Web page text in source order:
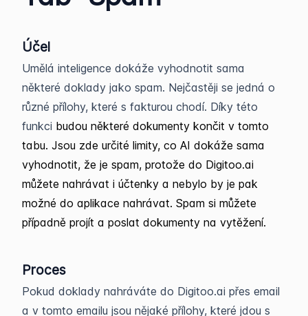
Účel
Umělá inteligence dokáže vyhodnotit sama
některé doklady jako spam. Nejčastěji se jedná o
různé přílohy, které s fakturou chodí. Díky této
funkci budou některé dokumenty končit v tomto
tabu. Jsou zde určité limity, co AI dokáže sama
vyhodnotit, že je spam, protože do Digitoo.ai
můžete nahrávat i účtenky a nebylo by je pak
možné do aplikace nahrávat. Spam si můžete
případně projít a poslat dokumenty na vytěžení.
Proces
Pokud doklady nahráváte do Digitoo.ai přes email
a v tomto emailu jsou nějaké přílohy, které jdou s